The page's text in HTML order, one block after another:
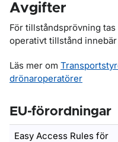
Avgifter
För tillståndsprövning
operativt tillstånd
Läs mer om
drönaroperatörer
EU-förordningar
Easy Access Rules för